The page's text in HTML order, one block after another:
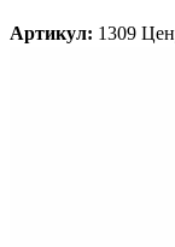
Артикул: 1309